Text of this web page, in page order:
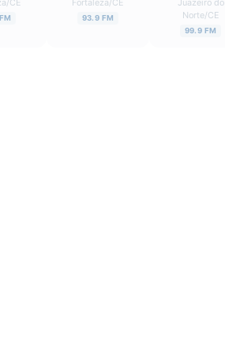
93.9 FM
Norte/CE
99.9 FM